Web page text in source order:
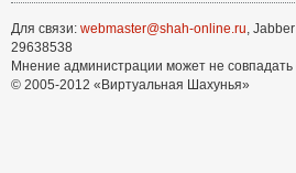
Для связи: webmaster@shah-online.ru ,
29638538
Мнение администрации может не совпадать
© 2005-2012 «Виртуальная Шахунья»